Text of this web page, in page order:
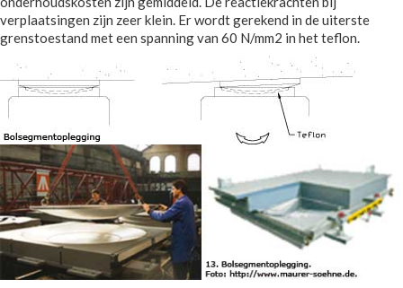
verplaatsingen zijn zeer klein. Er wordt gerekend in de uiterste
grenstoestand met een spanning van 60 N/mm2 in het teflon.